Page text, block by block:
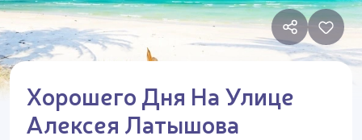
Хорошего Дня На Улице
Алексея Латышова